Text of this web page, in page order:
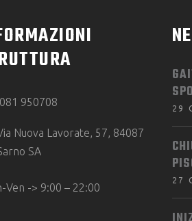
081 950708
Nuova Lavorate, 57, 84087
SA
Ven -> 9:00 – 22:00
29
27